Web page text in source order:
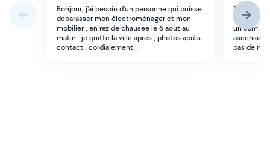
Bonjour, j'ai besoin d'un personne qui puisse
debarasser mon électroménager et mon
mobilier . en rez de chausee le 6 août au
matin . je quitte la ville apres , photos après
contact . cordialement .
Bonjour,
demain a
un
ascenseur
pas de